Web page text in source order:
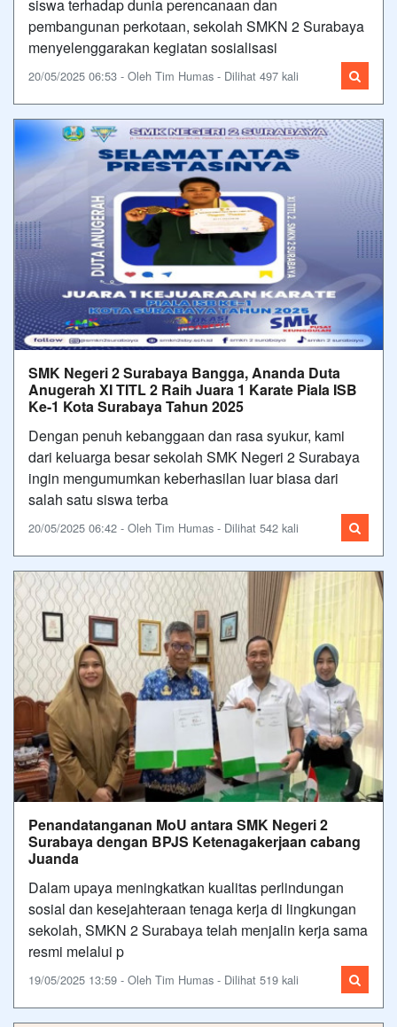
siswa terhadap dunia perencanaan dan
pembangunan perkotaan, sekolah SMKN 2 Surabaya
menyelenggarakan kegiatan sosialisasi
20/05/2025 06:53 - Oleh Tim Humas - Dilihat 497 kali
SMK Negeri 2 Surabaya Bangga, Ananda Duta
Anugerah XI TITL 2 Raih Juara 1 Karate Piala ISB
Ke-1 Kota Surabaya Tahun 2025
Dengan penuh kebanggaan dan rasa syukur, kami
dari keluarga besar sekolah SMK Negeri 2 Surabaya
ingin mengumumkan keberhasilan luar biasa dari
salah satu siswa terba
20/05/2025 06:42 - Oleh Tim Humas - Dilihat 542 kali
Penandatanganan MoU antara SMK Negeri 2
Surabaya dengan BPJS Ketenagakerjaan cabang
Juanda
Dalam upaya meningkatkan kualitas perlindungan
sosial dan kesejahteraan tenaga kerja di lingkungan
sekolah, SMKN 2 Surabaya telah menjalin kerja sama
resmi melalui p
19/05/2025 13:59 - Oleh Tim Humas - Dilihat 519 kali